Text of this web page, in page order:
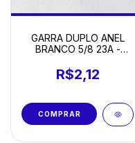
GARRA DUPLO ANEL
BRANCO 5/8 23A -
R$2,12